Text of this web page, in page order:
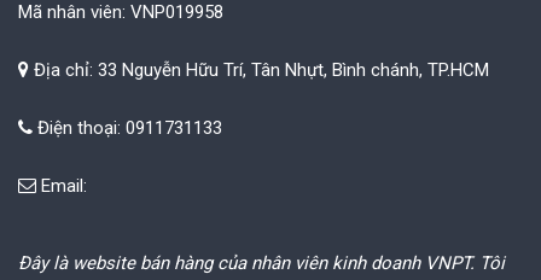
Mã nhân viên: VNP019958
Địa chỉ: 33 Nguyễn Hữu Trí, Tân Nhựt, Bình chánh, TP.HCM
Điện thoại: 0911731133
Email:
Đây là website bán hàng của nhân viên kinh doanh VNPT. Tôi